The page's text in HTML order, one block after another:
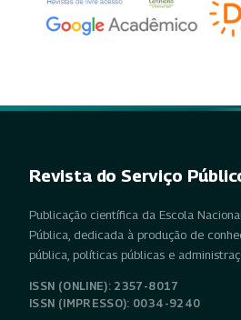
Revista do Serviço
Publicação científica da Escola
Pública, dedicada à produção de
pública, políticas públicas e
ISSN (ONLINE): 2357-8017
ISSN (IMPRESSO): 0034-9240